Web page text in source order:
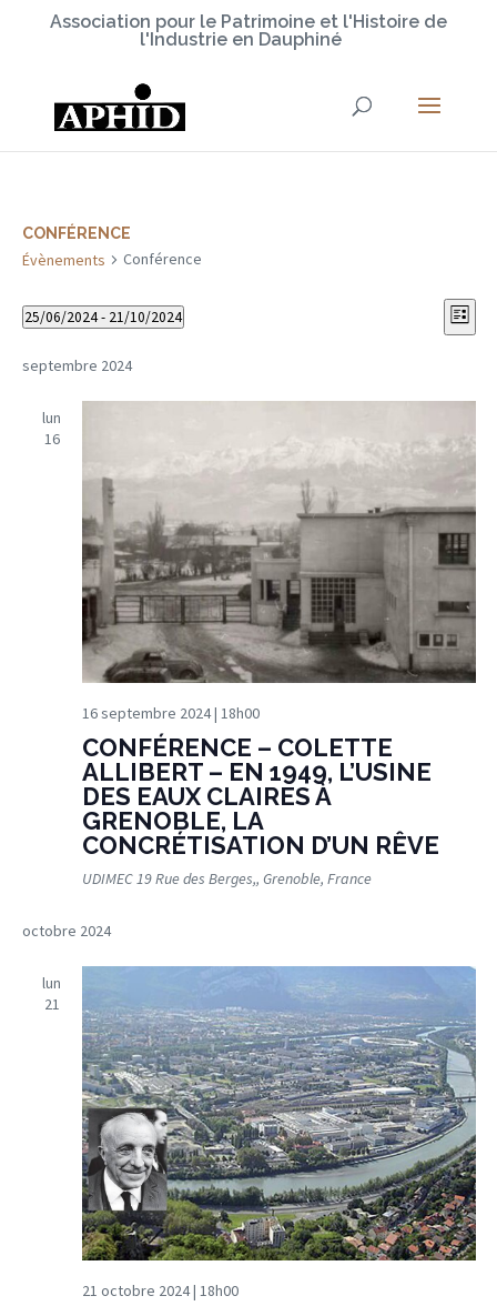
Association pour le Patrimoine et l'Histoire de
l'Industrie en Dauphiné
CONFÉRENCE
Évènements Conférence
PAR
DE
Liste
25/06/2024 - 21/10/2024
une
septembre 2024
lun
16
16 septembre 2024 | 18h00
CONFÉRENCE – COLETTE
ALLIBERT – EN 1949, L’USINE
DES EAUX CLAIRES À
GRENOBLE, LA
CONCRÉTISATION D’UN RÊVE
UDIMEC19 Rue des Berges,, Grenoble, France
octobre 2024
lun
21
21 octobre 2024 | 18h00